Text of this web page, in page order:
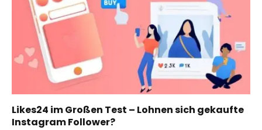
Likes24 im Großen Test – Lohnen sich gekaufte
Instagram Follower?